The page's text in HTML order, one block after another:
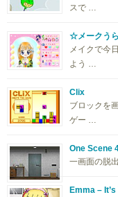
スで …
☆メークう
メイクで今
よう …
Clix
ブロックを
ゲー …
One Scene
一画面の脱
Emma –